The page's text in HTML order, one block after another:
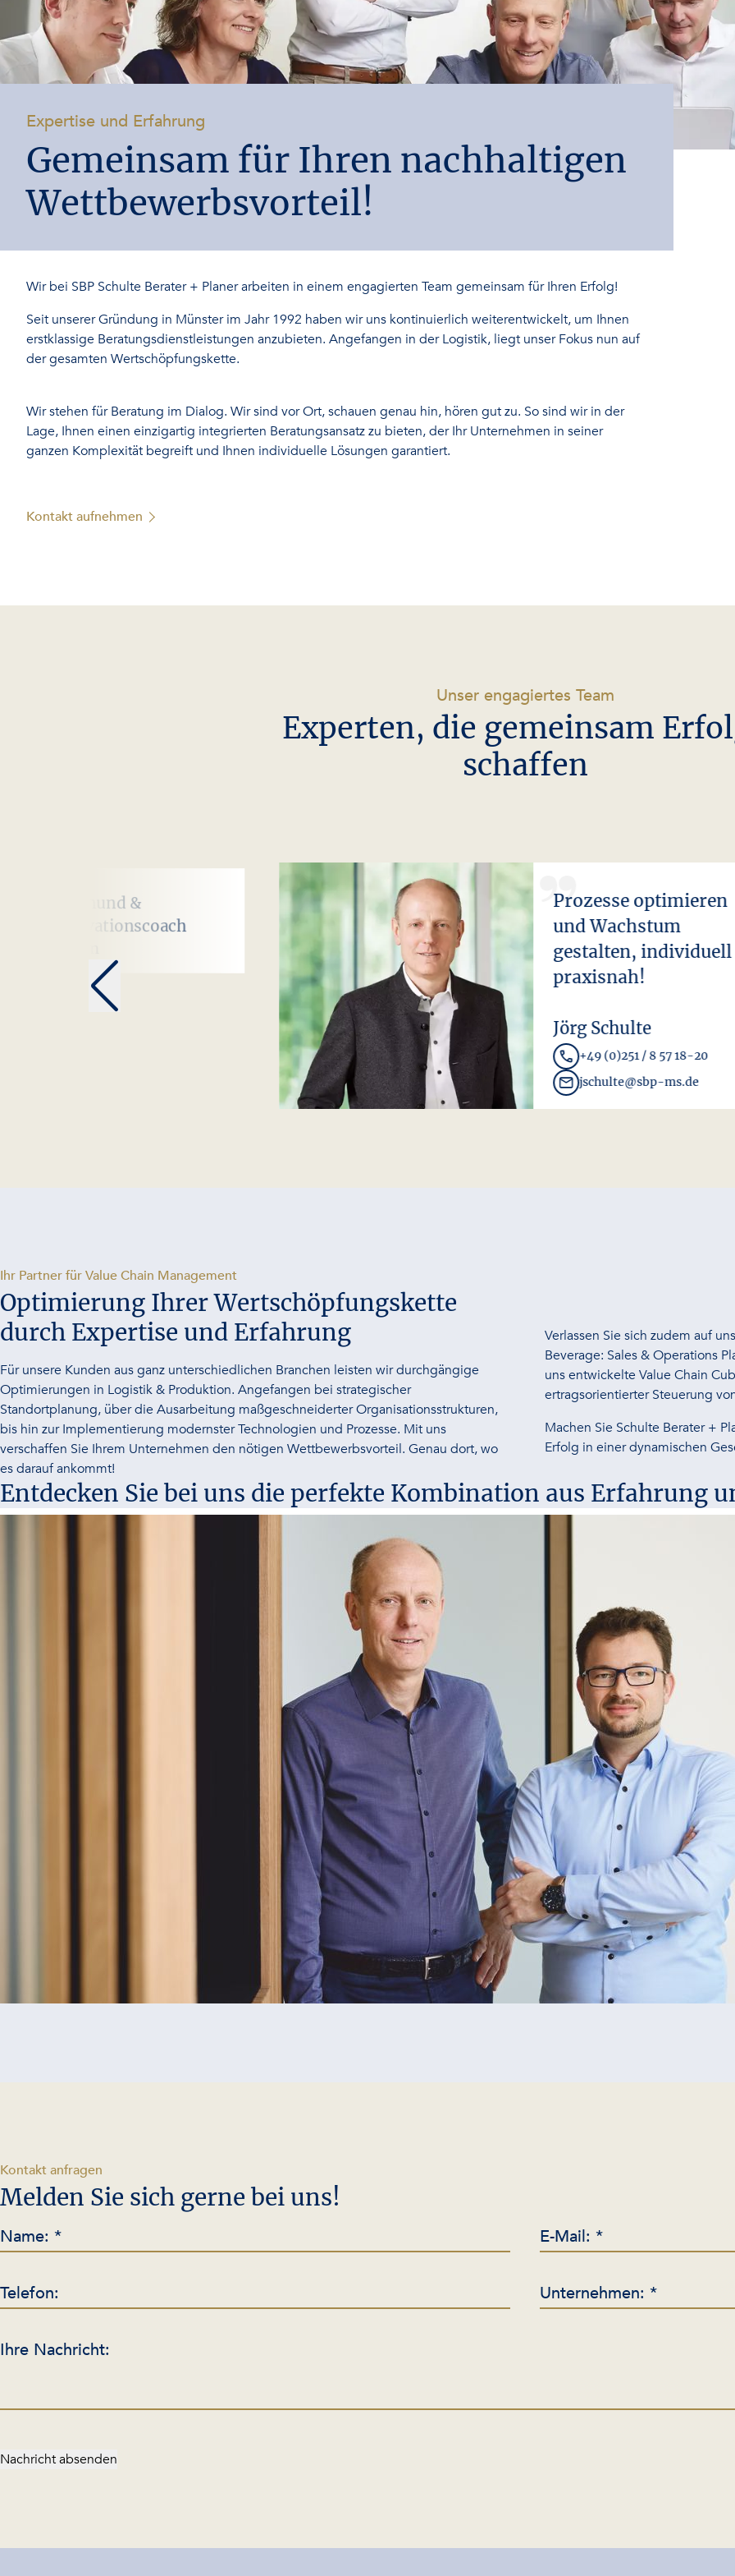
Expertise und Erfahrung
Gemeinsam für Ihren nachhaltigen
Wettbewerbsvorteil!
Wir bei SBP Schulte Berater + Planer arbeiten in einem engagierten Team gemeinsam für Ihren Erfolg!
Seit unserer Gründung in Münster im Jahr 1992 haben wir uns kontinuierlich weiterentwickelt, um Ihnen
erstklassige Beratungsdienstleistungen anzubieten. Angefangen in der Logistik, liegt unser Fokus nun auf
der gesamten Wertschöpfungskette.
Wir stehen für Beratung im Dialog. Wir sind vor Ort, schauen genau hin, hören gut zu. So sind wir in der
Lage, Ihnen einen einzigartig integrierten Beratungsansatz zu bieten, der Ihr Unternehmen in seiner
ganzen Komplexität begreift und Ihnen individuelle Lösungen garantiert.
Kontakt aufnehmen
Unser engagiertes Team-
Experten, die gemeinsam
schaffen
Bürohund &
Motivationscoach
Prozesse optimieren
und Wachstum
gestalten, individuell
praxisnah!
Jörg Schulte
+49 (0)251 / 8 57 18-20
jschulte@sbp-ms.de
Ihr Partner für Value Chain Management-
Optimierung Ihrer Wertschöpfungskette
durch Expertise und Erfahrung
Für unsere Kunden aus ganz unterschiedlichen Branchen leisten wir durchgängige
Optimierungen in Logistik & Produktion. Angefangen bei strategischer
Standortplanung, über die Ausarbeitung maßgeschneiderter Organisationsstrukturen,
bis hin zur Implementierung modernster Technologien und Prozesse. Mit uns
verschaffen Sie Ihrem Unternehmen den nötigen Wettbewerbsvorteil. Genau dort, wo
es darauf ankommt!
Verlassen Sie sich zudem auf
Beverage: Sales & Operations
uns entwickelte Value Chain
ertragsorientierter Steuerung
Machen Sie Schulte Berater +
Erfolg in einer dynamischen
Entdecken Sie bei uns die perfekte Kombination aus Erfahrung
Kontakt anfragen
Melden Sie sich gerne bei uns!
Name: * E-Mail: *
Telefon: Unternehmen: *
Ihre Nachricht:
Nachricht absenden